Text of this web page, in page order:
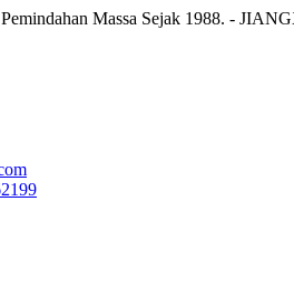
Pemindahan Massa Sejak 1988. -